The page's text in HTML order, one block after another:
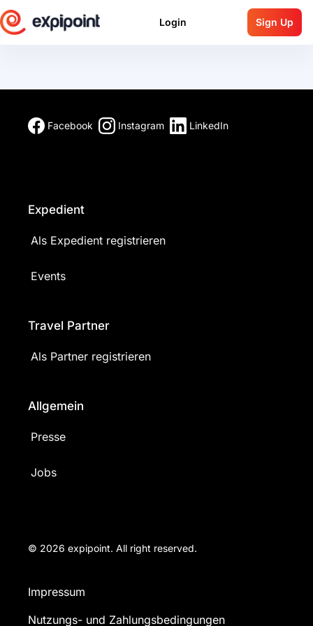
Login Sign Up
Facebook Instagram LinkedIn
Expedient
Als Expedient registrieren
Events
Travel Partner
Als Partner registrieren
Allgemein
Presse
Jobs
© 2026 expipoint. All right reserved.
Impressum
Nutzungs- und Zahlungsbedingungen